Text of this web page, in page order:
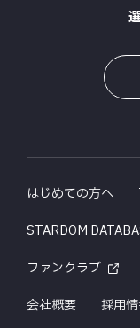
はじめての方へ
STARDOM
ファンクラブ
会社概要
採用